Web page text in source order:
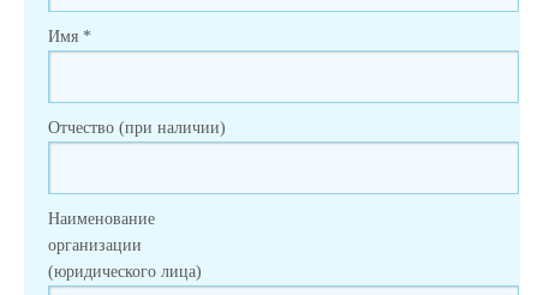
Имя *
Отчество (при наличии)
Наименование
организации
(юридического лица)